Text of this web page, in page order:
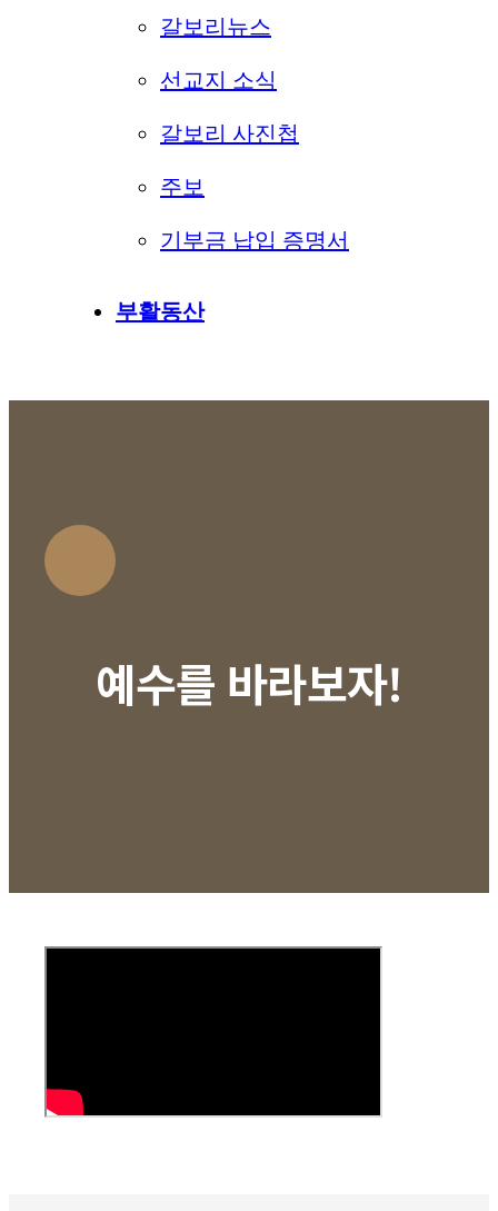
갈보리뉴스
선교지 소식
갈보리 사진첩
주보
기부금 납입 증명서
부활동산
예수를 바라보자!